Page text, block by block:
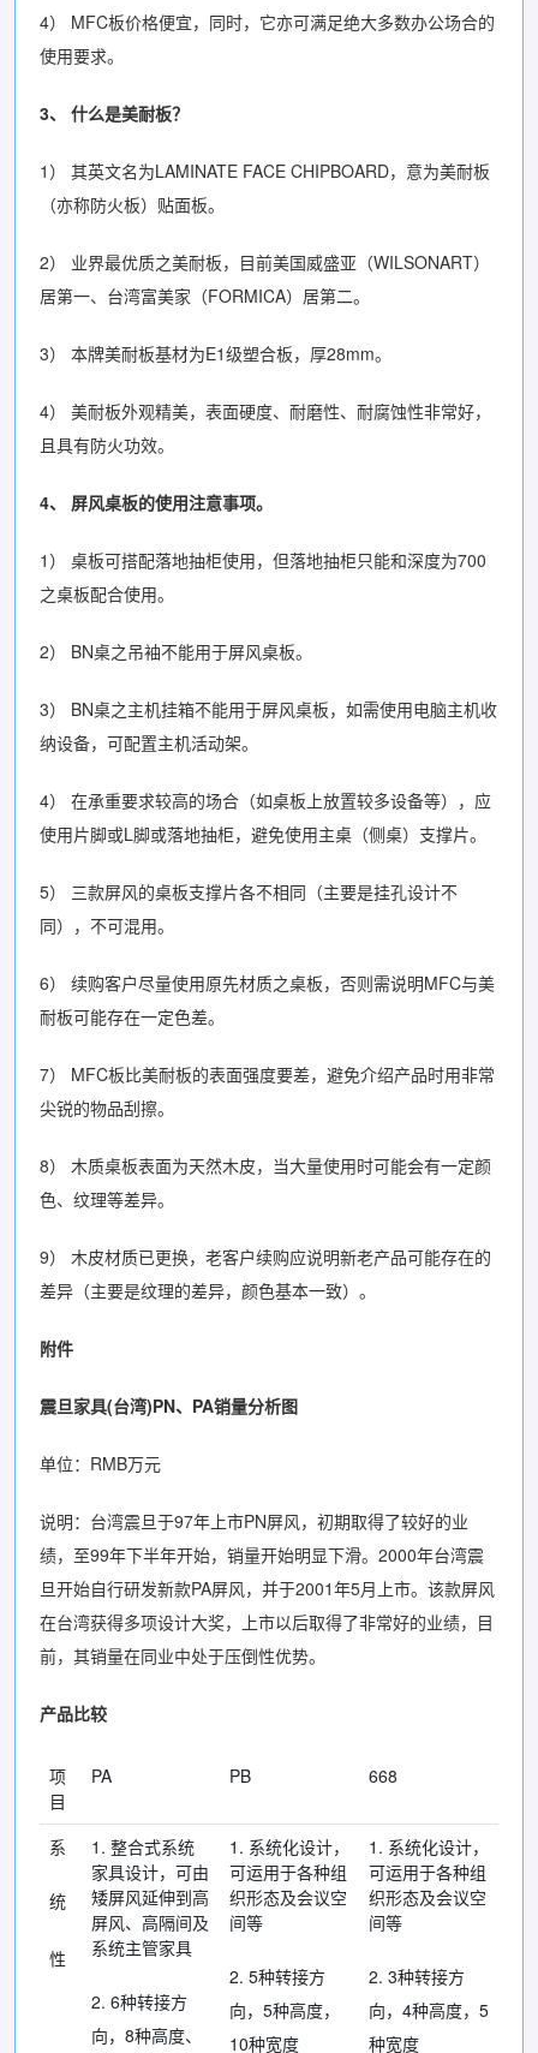
4） MFC板价格便宜，同时，它亦可满足绝大多数办公场合的
使用要求。
3、 什么是美耐板？
1） 其英文名为LAMINATE FACE CHIPBOARD，意为美耐板
（亦称防火板）贴面板。
2） 业界最优质之美耐板，目前美国威盛亚（WILSONART）
居第一、台湾富美家（FORMICA）居第二。
3） 本牌美耐板基材为E1级塑合板，厚28mm。
4） 美耐板外观精美，表面硬度、耐磨性、耐腐蚀性非常好，
且具有防火功效。
4、 屏风桌板的使用注意事项。
1） 桌板可搭配落地抽柜使用，但落地抽柜只能和深度为700
之桌板配合使用。
2） BN桌之吊袖不能用于屏风桌板。
3） BN桌之主机挂箱不能用于屏风桌板，如需使用电脑主机收
纳设备，可配置主机活动架。
4） 在承重要求较高的场合（如桌板上放置较多设备等），应
使用片脚或L脚或落地抽柜，避免使用主桌（侧桌）支撑片。
5） 三款屏风的桌板支撑片各不相同（主要是挂孔设计不
同），不可混用。
6） 续购客户尽量使用原先材质之桌板，否则需说明MFC与美
耐板可能存在一定色差。
7） MFC板比美耐板的表面强度要差，避免介绍产品时用非常
尖锐的物品刮擦。
8） 木质桌板表面为天然木皮，当大量使用时可能会有一定颜
色、纹理等差异。
9） 木皮材质已更换，老客户续购应说明新老产品可能存在的
差异（主要是纹理的差异，颜色基本一致）。
附件
震旦家具(台湾)PN、PA销量分析图
单位：RMB万元
说明：台湾震旦于97年上市PN屏风，初期取得了较好的业
绩，至99年下半年开始，销量开始明显下滑。2000年台湾震
旦开始自行研发新款PA屏风，并于2001年5月上市。该款屏风
在台湾获得多项设计大奖，上市以后取得了非常好的业绩，目
前，其销量在同业中处于压倒性优势。
产品比较
项
目
PA PB 668
系
统
性
1. 整合式系统
家具设计，可由
矮屏风延伸到高
屏风、高隔间及
系统主管家具
2. 6种转接方
向，8种高度、
1. 系统化设计，
可运用于各种组
织形态及会议空
间等
2. 5种转接方
向，5种高度，
10种宽度
1. 系统化设计，
可运用于各种组
织形态及会议空
间等
2. 3种转接方
向，4种高度，5
种宽度